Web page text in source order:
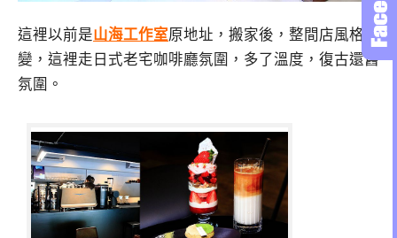
這裡以前是山海工作室原地址，搬家後，整間店風格改
變，這裡走日式老宅咖啡廳氛圍，多了溫度，復古還舊
氛圍。